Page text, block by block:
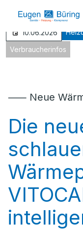
10.06.2026
Verbraucherinfos
⸺ Neue
Die